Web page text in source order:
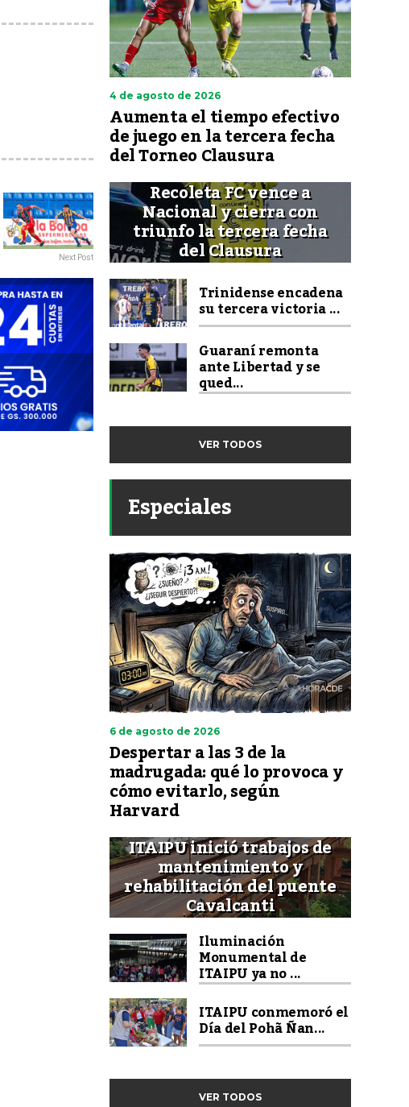
Next Post
4 de agosto de 2026
Aumenta el tiempo efectivo
de juego en la tercera fecha
del Torneo Clausura
Recoleta FC vence a
Nacional y cierra con
triunfo la tercera fecha
del Clausura
Trinidense encadena
su tercera victoria ...
Guaraní remonta
ante Libertad y se
qued...
VER TODOS
Especiales
6 de agosto de 2026
Despertar a las 3 de la
madrugada: qué lo provoca y
cómo evitarlo, según
Harvard
ITAIPU inició trabajos de
mantenimiento y
rehabilitación del puente
Cavalcanti
Iluminación
Monumental de
ITAIPU ya no ...
ITAIPU conmemoró el
Día del Pohã Ñan...
VER TODOS